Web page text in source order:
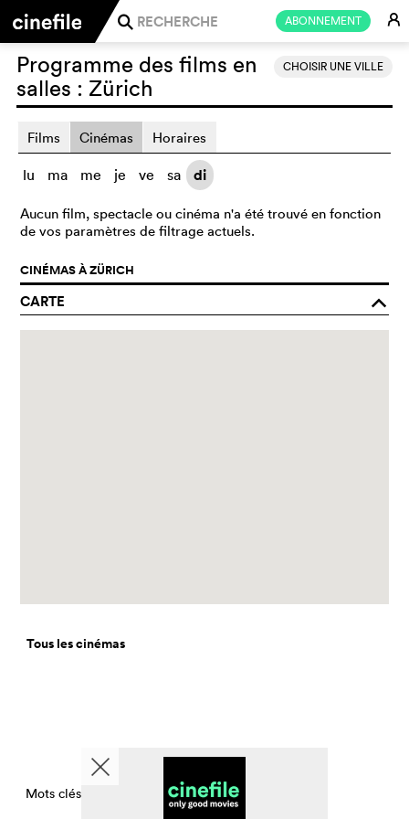
ABONNEMENT E
j
CHOISIR UNE VILLE
Programme des films en
salles : Zürich
Films Cinémas Horaires
lu ma me je ve sa di
Aucun film, spectacle ou cinéma n'a été trouvé en fonction
de vos paramètres de filtrage actuels.
CINÉMAS À ZÜRICH
CARTE o
Tous les cinémas
Mots clés CinemaCinemasPerDay